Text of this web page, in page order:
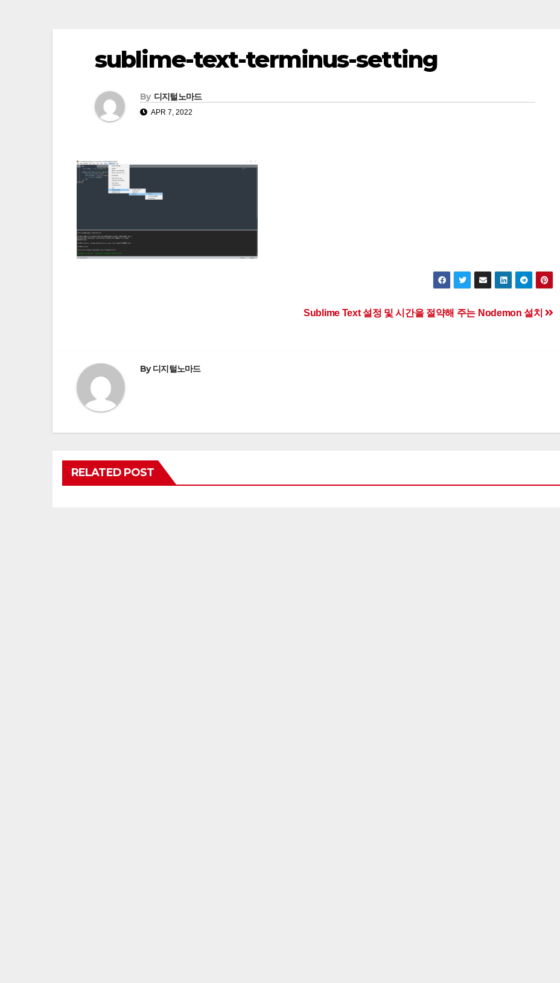
sublime-text-terminus-setting
By 디지털노마드
APR 7, 2022
Sublime Text 설정 및 시간을 절약해 주는 Nodemon 설치
By디지털노마드
RELATED POST